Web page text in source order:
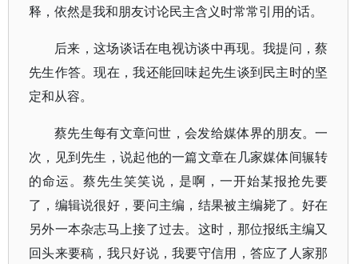
释，依然是我和朋友讨论民主含义时常常引用的话。
后来，这场谈话在电视访谈中再现。我提问，蔡
先生作答。现在，我还能回味起先生谈到民主时的坚
定和从容。
蔡先生每有文章问世，会发给媒体界的朋友。一
次，见到先生，说起他的一篇文章在几家媒体间辗转
的命运。蔡先生笑笑说，是啊，一开始某报抢先要
了，编辑说很好，要问主编，结果被主编毙了。好在
另外一本杂志马上接了过去。这时，那位报纸主编又
回头来要稿，我只好说，我要守信用，答应了人家那